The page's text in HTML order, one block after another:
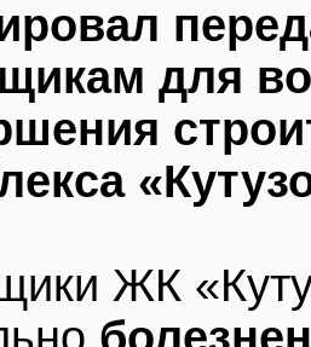
для
ЖК